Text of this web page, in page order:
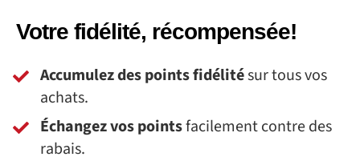
Votre fidélité, récompensée!
Accumulez des points fidélitésur tous vos
achats.
Échangez vos pointsfacilement contre des
rabais.